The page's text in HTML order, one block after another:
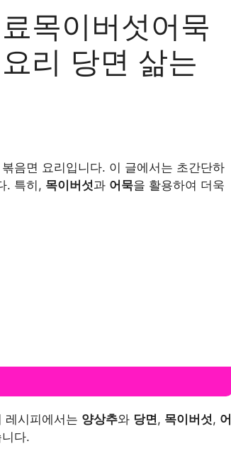
목이버섯어묵
리 당면 삶는
음면 요리입니다. 이 글에서는 초간단하
. 특히, 목이버섯과 어묵을 활용하여 더욱
레시피에서는 양상추와 당면, 목이버섯, 어
다.